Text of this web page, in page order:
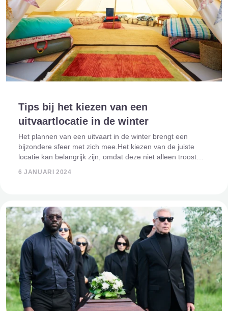
Tips bij het kiezen van een
uitvaartlocatie in de winter
Het plannen van een uitvaart in de winter brengt een
bijzondere sfeer met zich mee.Het kiezen van de juiste
locatie kan belangrijk zijn, omdat deze niet alleen troost
6 JANUARI 2024